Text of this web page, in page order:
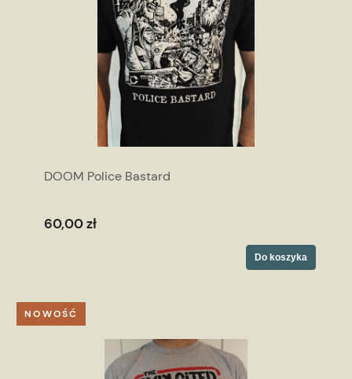
DOOM Police Bastard
60,00 zł
Do koszyka
NOWOŚĆ